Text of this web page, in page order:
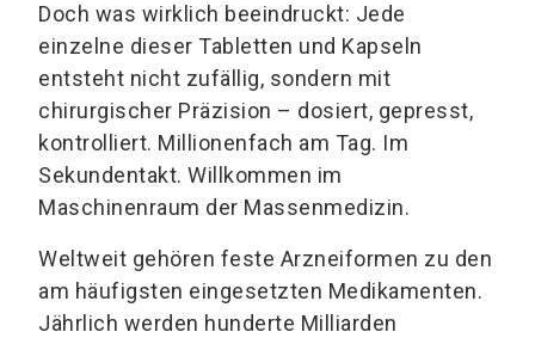
Doch was wirklich beeindruckt: Jede
einzelne dieser Tabletten und Kapseln
entsteht nicht zufällig, sondern mit
chirurgischer Präzision – dosiert, gepresst,
kontrolliert. Millionenfach am Tag. Im
Sekundentakt. Willkommen im
Maschinenraum der Massenmedizin.
Weltweit gehören feste Arzneiformen zu den
am häufigsten eingesetzten Medikamenten.
Jährlich werden hunderte Milliarden